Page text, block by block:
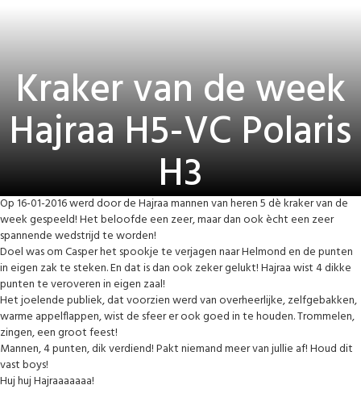
Kraker van de week
Hajraa H5-VC Polaris
H3
Op 16-01-2016 werd door de Hajraa mannen van heren 5 dè kraker van de
week gespeeld! Het beloofde een zeer, maar dan ook ècht een zeer
spannende wedstrijd te worden!
Doel was om Casper het spookje te verjagen naar Helmond en de punten
in eigen zak te steken. En dat is dan ook zeker gelukt! Hajraa wist 4 dikke
punten te veroveren in eigen zaal!
Het joelende publiek, dat voorzien werd van overheerlijke, zelfgebakken,
warme appelflappen, wist de sfeer er ook goed in te houden. Trommelen,
zingen, een groot feest!
Mannen, 4 punten, dik verdiend! Pakt niemand meer van jullie af! Houd dit
vast boys!
Huj huj Hajraaaaaaa!